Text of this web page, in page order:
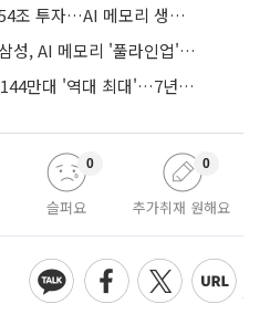
SK하이닉스, 용인·청주에 54조 투자…AI 메모리 생산기지 키운다
D램·낸드 모두 세계 1위…삼성, AI 메모리 '풀라인업'으로 승부
갤럭시 Z 폴드8, 사전판매 144만대 '역대 최대'…7년만에 갤노트10 기록 넘어
슬퍼요
0
추가취재 원해요
0